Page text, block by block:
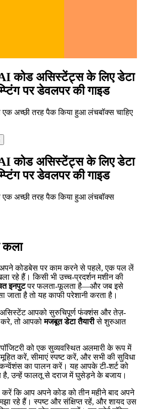
AI कोड असिस्टेंट्स के लिए डेटा
पर डेवलपर की गाइड
एक अच्छी तरह पैक किया हुआ लंचबॉक्स चाहिए
AI कोड असिस्टेंट्स के लिए डेटा
पर डेवलपर की गाइड
एक अच्छी तरह पैक किया हुआ लंचबॉक्स
कला
कोडबेस पर काम करने से पहले, एक पल लें
रहे हैं। किसी भी उच्च-प्रदर्शन मशीन की
इनपुटपर फलता-फूलता है—और जब इसे
जाता है तो यह काफी परेशानी करता है।
आपको सुरुचिपूर्ण फंक्शंस और तेज़-
करे, तो आपकोमजबूत डेटा तैयारीसे शुरुआत
को एक सुव्यवस्थित अलमारी के रूप में
करें, सीमाएं स्पष्ट करें, और सभी की सुविधा
का पालन करें। यह आपके टी-शर्ट को
उन्हें फालतू से दराज में घुसेड़ने के बजाय।